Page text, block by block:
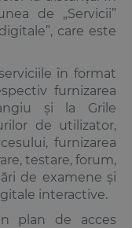
de „Servicii”
care este
în format
furnizarea
și la Grile
de utilizator,
furnizarea
testare, forum,
de examene și
interactive.
plan de acces